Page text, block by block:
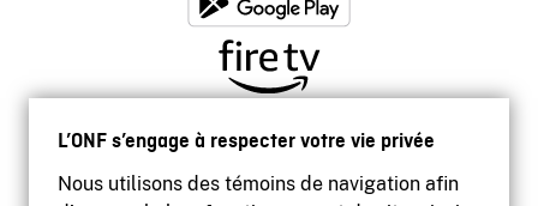
L’ONF s’engage à respecter votre vie privée
Nous utilisons des témoins de navigation afin